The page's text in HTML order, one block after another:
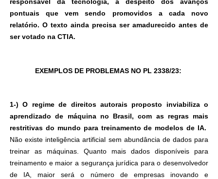
responsável da tecnologia, a despeito dos avanços
pontuais que vem sendo promovidos a cada novo
relatório. O texto ainda precisa ser amadurecido antes de
ser votado na CTIA.
EXEMPLOS DE PROBLEMAS NO PL 2338/23:
1-) O regime de direitos autorais proposto inviabiliza o
aprendizado de máquina no Brasil, com as regras mais
restritivas do mundo para treinamento de modelos de IA.
Não existe inteligência artificial sem abundância de dados para
treinar as máquinas. Quanto mais dados disponíveis para
treinamento e maior a segurança jurídica para o desenvolvedor
de IA, maior será o número de empresas inovando e